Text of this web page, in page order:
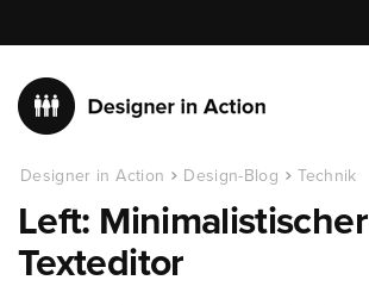
Designer in Action Design-Blog Technik
Left: Minimalistischer
Texteditor